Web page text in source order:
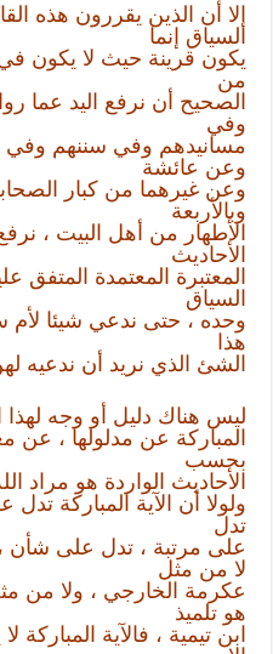
إلا أن الذين يقررون هذه
السياق إنما
يكون قرينة حيث لا يكون
من
الصحيح أن نرفع اليد عما
وفي
مسانيدهم وفي سننهم
وعن عائشة
وعن غيرهما من كبار
وبالأربعة
الأطهار من أهل البيت ،
الأحاديث
المعتبرة المعتمدة المتفق
السياق
وحده ، حتى ندعي شيئا لأم
هذا
الشئ الذي نريد أن ندعيه
ليس هناك دليل أو وجه لهذا
المباركة عن مدلولها ، عن
بحسب
الأحاديث الواردة هو مراد
ولولا أن الآية المباركة
تدل
على مرتبة ، تدل على شأن
لا من مثل
عكرمة الخارجي ، ولا من
هو تلميذ
ابن تيمية ، فالآية المباركة